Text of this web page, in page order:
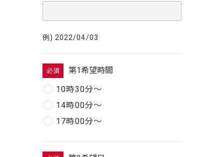
例) 2022/04/03
必須
第1希望時間
10時30分〜
14時00分〜
17時00分〜